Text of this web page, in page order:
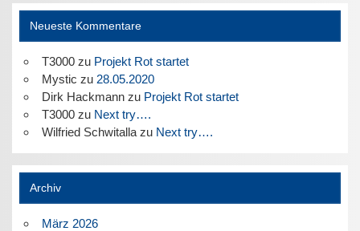
Neueste Kommentare
T3000zu Projekt Rot startet
Mystic zu 28.05.2020
Dirk Hackmannzu Projekt Rot startet
T3000zu Next try….
Wilfried Schwitallazu Next try….
Archiv
März 2026